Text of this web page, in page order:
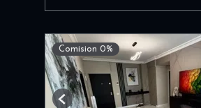
Comision 0%
Previous